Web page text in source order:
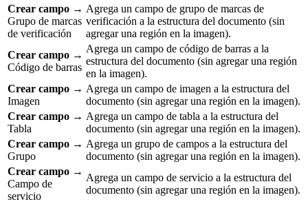
Crear campo →
Grupo de marcas
de verificación
Agrega un campo de grupo de marcas de
verificación a la estructura del documento (sin
agregar una región en la imagen).
Crear campo →
Código de barras
Agrega un campo de código de barras a la
estructura del documento (sin agregar una región
en la imagen).
Crear campo →
Imagen
Agrega un campo de imagen a la estructura del
documento (sin agregar una región en la imagen).
Crear campo →
Tabla
Agrega un campo de tabla a la estructura del
documento (sin agregar una región en la imagen).
Crear campo →
Grupo
Agrega un grupo de campos a la estructura del
documento (sin agregar una región en la imagen).
Crear campo →
Campo de
servicio
Agrega un campo de servicio a la estructura del
documento (sin agregar una región en la imagen).